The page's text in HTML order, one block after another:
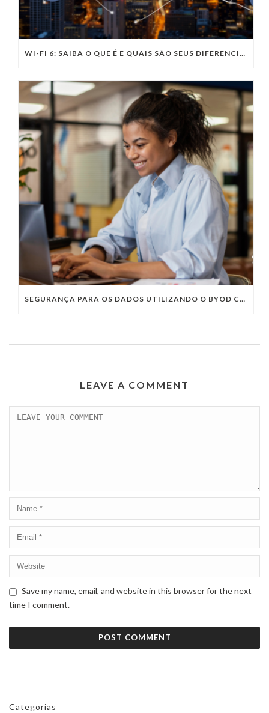
WI-FI 6: SAIBA O QUE É E QUAIS SÃO SEUS DIFERENCIAIS
SEGURANÇA PARA OS DADOS UTILIZANDO O BYOD COMO POLÍTICA NAS EMPRESAS
LEAVE A COMMENT
Save my name, email, and website in this browser for the next
time I comment.
Categorias